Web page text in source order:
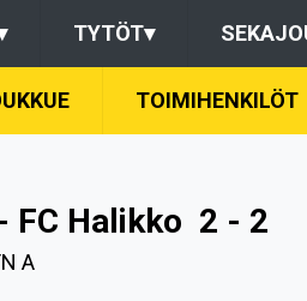
TYTÖT▾
TOIMIHENKILÖT
FC Halikko 2 - 2
A